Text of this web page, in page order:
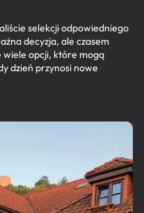
selekcji odpowiedniego
decyzja, ale czasem
opcji, które mogą
dzień przynosi nowe